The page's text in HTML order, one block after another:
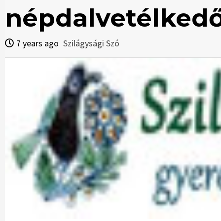
7 years ago Szilágysági Szó